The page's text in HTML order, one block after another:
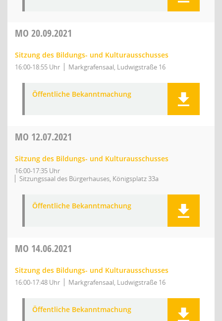
MO 20.09.2021
Sitzung des Bildungs- und Kulturausschusses
16:00-18:55 Uhr Markgrafensaal, Ludwigstraße 16
Öffentliche Bekanntmachung
MO 12.07.2021
Sitzung des Bildungs- und Kulturausschusses
16:00-17:35 Uhr
Sitzungssaal des Bürgerhauses, Königsplatz 33a
Öffentliche Bekanntmachung
MO 14.06.2021
Sitzung des Bildungs- und Kulturausschusses
16:00-17:48 Uhr Markgrafensaal, Ludwigstraße 16
Öffentliche Bekanntmachung